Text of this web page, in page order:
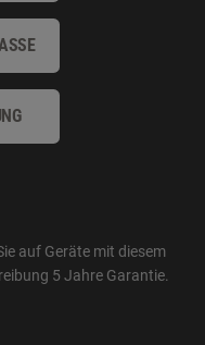
auf Geräte mit diesem
5 Jahre Garantie.